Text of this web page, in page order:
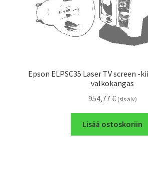
Epson ELPSC35 Laser TV screen -
valkokangas
954,77€ (sis alv)
Lisää ostoskoriin